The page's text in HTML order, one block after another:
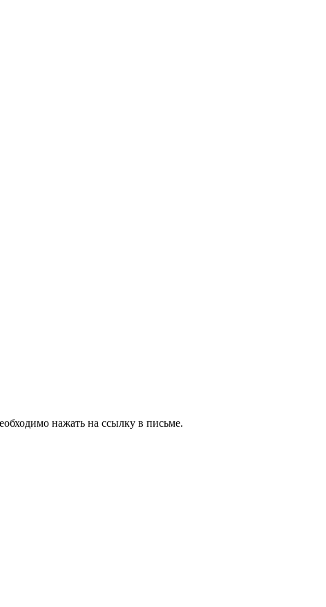
нажать на ссылку в письме.